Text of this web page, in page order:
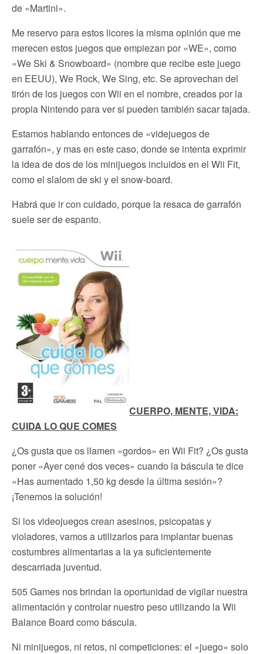
de «Martini».
Me reservo para estos licores la misma opinión que me
merecen estos juegos que empiezan por «WE», como
«We Ski & Snowboard» (nombre que recibe este juego
en EEUU), We Rock, We Sing, etc. Se aprovechan del
tirón de los juegos con Wii en el nombre, creados por la
propia Nintendo para ver si pueden también sacar tajada.
Estamos hablando entonces de «videjuegos de
garrafón», y mas en este caso, donde se intenta exprimir
la idea de dos de los minijuegos incluidos en el Wii Fit,
como el slalom de ski y el snow-board.
Habrá que ir con cuidado, porque la resaca de garrafón
suele ser de espanto.
CUERPO, MENTE, VIDA:
CUIDA LO QUE COMES
¿Os gusta que os llamen «gordos» en Wii Fit? ¿Os gusta
poner «Ayer cené dos veces» cuando la báscula te dice
«Has aumentado 1,50 kg desde la última sesión»?
¡Tenemos la solución!
Si los videojuegos crean asesinos, psicopatas y
violadores, vamos a utilizarlos para implantar buenas
costumbres alimentarias a la ya suficientemente
descarriada juventud.
505 Games nos brindan la oportunidad de vigilar nuestra
alimentación y controlar nuestro peso utilizando la Wii
Balance Board como báscula.
Ni minijuegos, ni retos, ni competiciones: el «juego» solo